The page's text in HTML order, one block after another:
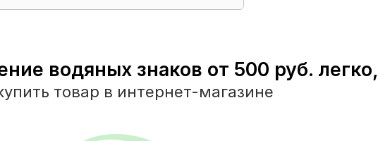
водяных знаков от 500 руб. легко,
товар в интернет-магазине